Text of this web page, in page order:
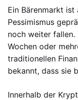
Ein Bärenmarkt
Pessimismus
noch weiter fallen.
Wochen oder
traditionellen
bekannt, dass sie
Innerhalb der